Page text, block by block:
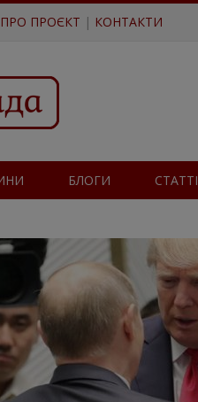
ПРО ПРОЄКТ | КОНТАКТИ
БЛОГИ СТАТТІ